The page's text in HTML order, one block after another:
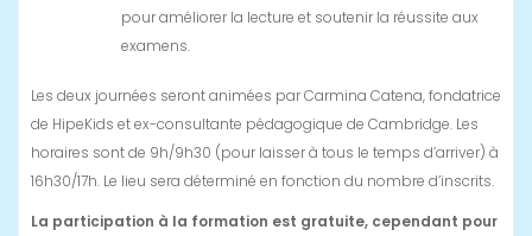
pour améliorer la lecture et soutenir la réussite aux
examens.
Les deux journées seront animées par Carmina Catena, fondatrice
de HipeKids et ex-consultante pédagogique de Cambridge. Les
horaires sont de 9h/9h30 (pour laisser à tous le temps d’arriver) à
16h30/17h. Le lieu sera déterminé en fonction du nombre d’inscrits.
La participation à la formation est gratuite, cependant pour